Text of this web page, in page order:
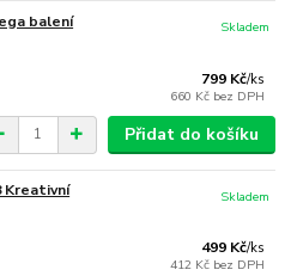
balení
799 Kč/ks
660 Kč bez DPH
Skladem
Přidat do košíku
Kreativní
499 Kč/ks
412 Kč bez DPH
Skladem